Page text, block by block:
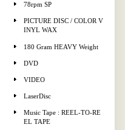
78rpm SP
PICTURE DISC / COLOR V
INYL WAX
180 Gram HEAVY Weight
DVD
VIDEO
LaserDisc
Music Tape : REEL-TO-RE
EL TAPE